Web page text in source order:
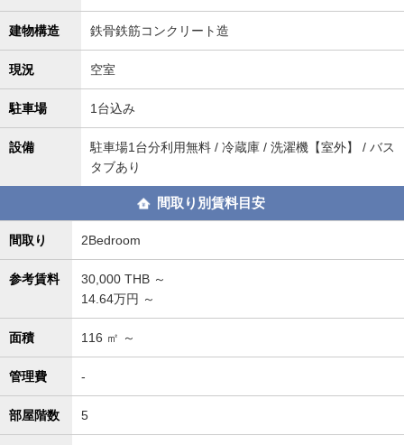
建物構造 鉄骨鉄筋コンクリート造
現況 空室
駐車場 1台込み
設備
駐車場1台分利用無料 / 冷蔵庫 / 洗濯機【室外】 / バス
タブあり
間取り別賃料目安
間取り 2Bedroom
参考賃料 30,000 THB ～
14.64万円 ～
面積 116 ㎡ ～
管理費 -
部屋階数 5